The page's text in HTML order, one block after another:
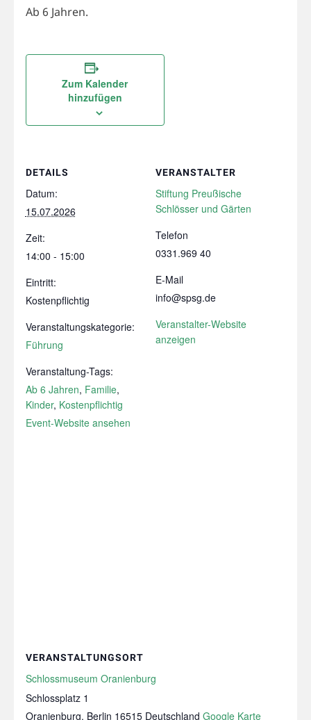
Ab 6 Jahren.
Zum Kalender
hinzufügen
DETAILS
Datum:
15.07.2026
Zeit:
14:00 - 15:00
Eintritt:
Kostenpflichtig
Veranstaltungskategorie:
Führung
Veranstaltung-Tags:
Ab 6 Jahren, Familie,
Kinder, Kostenpflichtig
Event-Website ansehen
VERANSTALTER
Stiftung Preußische
Schlösser und Gärten
Telefon
0331.969 40
E-Mail
info@spsg.de
Veranstalter-Website
anzeigen
VERANSTALTUNGSORT
Schlossmuseum Oranienburg
Schlossplatz 1
Oranienburg, Berlin 16515 Deutschland Google Karte